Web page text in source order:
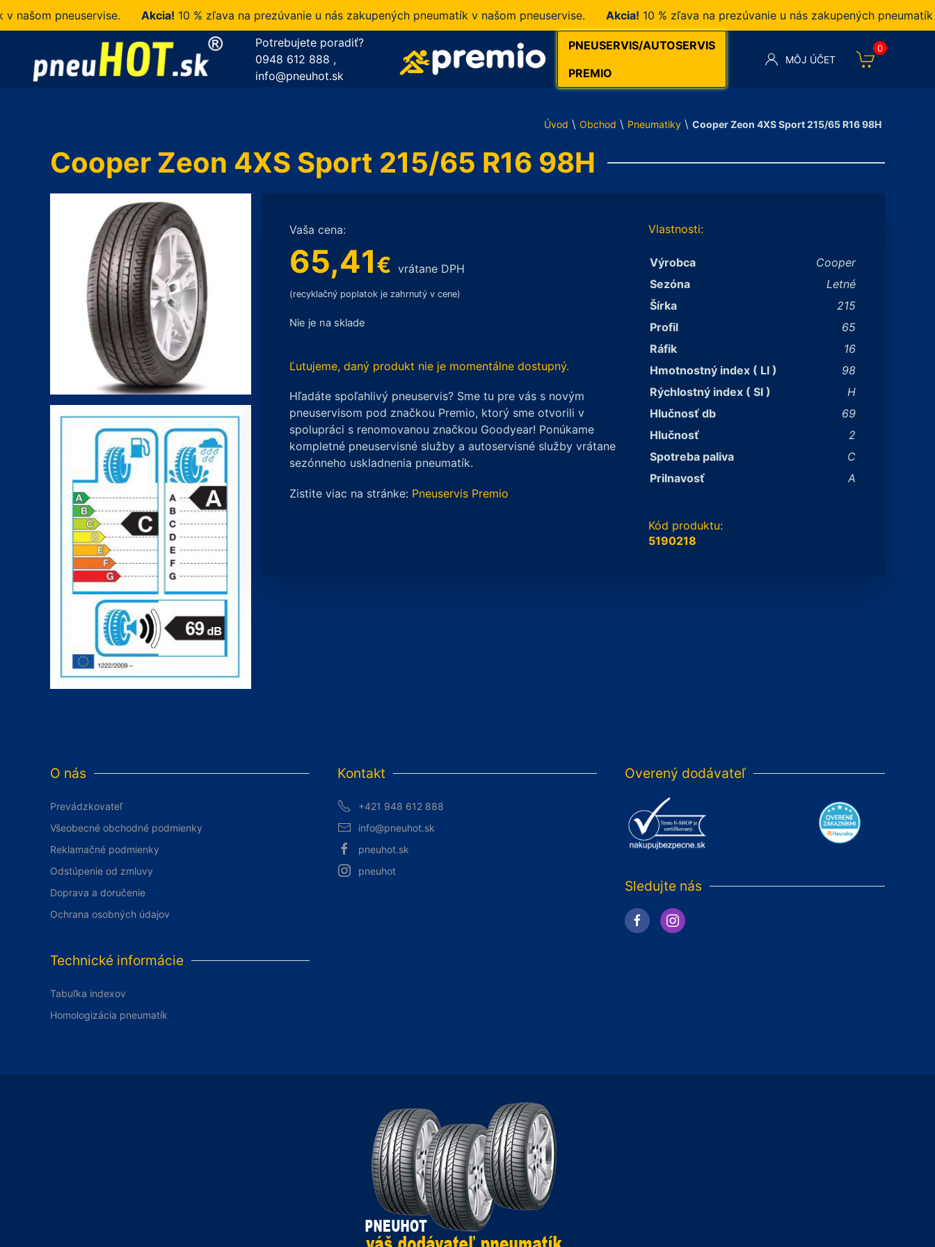
pneuservise. Akcia!10 % zľava na prezúvanie u nás zakupených pneumatík v našom pneuservise. Akcia!10 % zľava na prezúvanie u nás zakupených pneumatík v
Potrebujete poradiť?
0948 612 888 ,
info@pneuhot.sk
PNEUSERVIS/AUTOSERVIS
PREMIO
MÔJ ÚČET
0
Úvod \ Obchod \ Pneumatiky \ Cooper Zeon 4XS Sport 215/65 R16 98H
Cooper Zeon 4XS Sport 215/65 R16 98H
Vaša cena:
65,41€ vrátane DPH
(recyklačný poplatok je zahrnutý v cene)
Nie je na sklade
Ľutujeme, daný produkt nie je momentálne dostupný.
Hľadáte spoľahlivý pneuservis? Sme tu pre vás s novým
pneuservisom pod značkou Premio, ktorý sme otvorili v
spolupráci s renomovanou značkou Goodyear! Ponúkame
kompletné pneuservisné služby a autoservisné služby vrátane
sezónneho uskladnenia pneumatík.
Zistite viac na stránke: Pneuservis Premio
Vlastnosti:
Výrobca
Cooper
Sezóna
Letné
Šírka
215
Profil
65
Ráfik
16
Hmotnostný index ( LI )
98
Rýchlostný index ( SI )
H
Hlučnosť db
69
Hlučnosť
2
Spotreba paliva
C
Prilnavosť
A
Kód produktu:
5190218
O nás
Prevádzkovateľ
Všeobecné obchodné podmienky
Reklamačné podmienky
Odstúpenie od zmluvy
Doprava a doručenie
Ochrana osobných údajov
Technické informácie
Tabuľka indexov
Homologizácia pneumatík
Kontakt
+421 948 612 888
info@pneuhot.sk
pneuhot.sk
pneuhot
Overený dodávateľ
Sledujte nás